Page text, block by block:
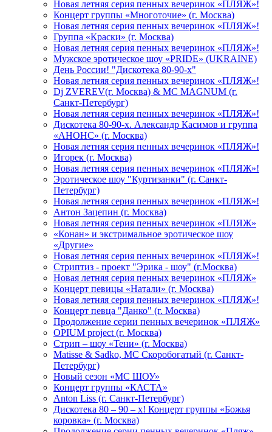
Новая летняя серия пенных вечеринок «ПЛЯЖ»!
Концерт группы «Многоточие» (г. Москва)
Новая летняя серия пенных вечеринок «ПЛЯЖ»!
Группа «Краски» (г. Москва)
Новая летняя серия пенных вечеринок «ПЛЯЖ»!
Мужское эротическое шоу «PRIDE» (UKRAINE)
День России! "Дискотека 80-90-х"
Новая летняя серия пенных вечеринок «ПЛЯЖ»!
Dj ZVEREV(г. Москва) & MC MAGNUM (г.
Санкт-Петербург)
Новая летняя серия пенных вечеринок «ПЛЯЖ»!
Дискотека 80-90-х. Александр Касимов и группа
«АНОНС» (г. Москва)
Новая летняя серия пенных вечеринок «ПЛЯЖ»!
Игорек (г. Москва)
Новая летняя серия пенных вечеринок «ПЛЯЖ»!
Эротическое шоу "Куртизанки" (г. Санкт-
Петербург)
Новая летняя серия пенных вечеринок «ПЛЯЖ»!
Антон Зацепин (г. Москва)
Новая летняя серия пенных вечеринок «ПЛЯЖ»
«Конан» и экстримальное эротическое шоу
«Другие»
Новая летняя серия пенных вечеринок «ПЛЯЖ»!
Стриптиз - проект "Эрика - шоу" (г.Москва)
Новая летняя серия пенных вечеринок «ПЛЯЖ»
Концерт певицы «Натали» (г. Москва)
Новая летняя серия пенных вечеринок «ПЛЯЖ»!
Концерт певца "Данко" (г. Москва)
Продолжение серии пенных вечеринок «ПЛЯЖ»
OPIUM project (г. Москва)
Стрип – шоу «Тени» (г. Москва)
Matissе & Sadko, MC Скоробогатый (г. Санкт-
Петербург)
Новый сезон «МС ШОУ»
Концерт группы «КАСТА»
Anton Liss (г. Санкт-Петербург)
Дискотека 80 – 90 – х! Концерт группы «Божья
коровка» (г. Москва)